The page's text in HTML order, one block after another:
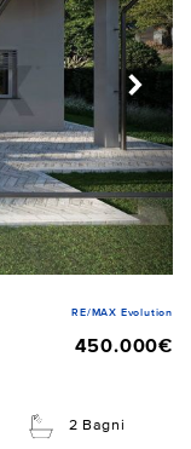
RE/MAX Evolution
450.000€
2 Bagni